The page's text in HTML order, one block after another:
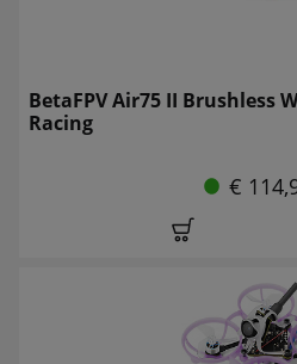
BetaFPV Air75 II Brushless
Racing
€